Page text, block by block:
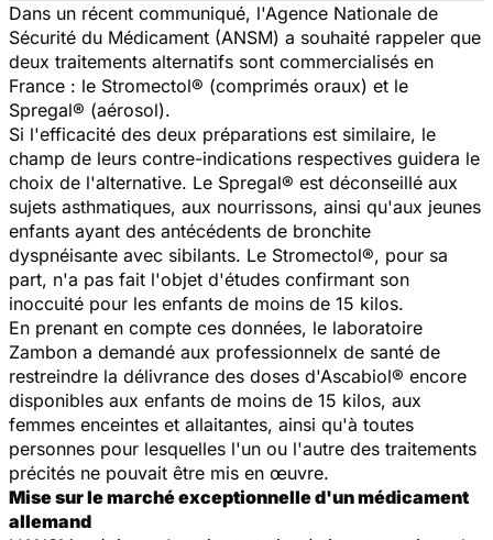
Dans un récent communiqué, l'Agence Nationale de
Sécurité du Médicament (ANSM) a souhaité rappeler que
deux traitements alternatifs sont commercialisés en
France : le Stromectol® (comprimés oraux) et le
Spregal® (aérosol).
Si l'efficacité des deux préparations est similaire, le
champ de leurs contre-indications respectives guidera le
choix de l'alternative. Le Spregal® est déconseillé aux
sujets asthmatiques, aux nourrissons, ainsi qu'aux jeunes
enfants ayant des antécédents de bronchite
dyspnéisante avec sibilants. Le Stromectol®, pour sa
part, n'a pas fait l'objet d'études confirmant son
inoccuité pour les enfants de moins de 15 kilos.
En prenant en compte ces données, le laboratoire
Zambon a demandé aux professionnelx de santé de
restreindre la délivrance des doses d'Ascabiol® encore
disponibles aux enfants de moins de 15 kilos, aux
femmes enceintes et allaitantes, ainsi qu'à toutes
personnes pour lesquelles l'un ou l'autre des traitements
précités ne pouvait être mis en œuvre.
Mise sur le marché exceptionnelle d'un médicament
allemand